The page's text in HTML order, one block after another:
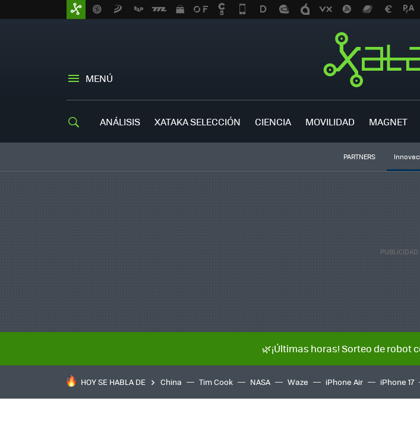
MENÚ
ANÁLISIS XATAKA SELECCIÓN CIENCIA MOVILIDAD MAGNET
PARTNERS
🌿¡Últimas horas! Sorteo de robot
HOY SE HABLA DE China Tim Cook NASA Waze iPhone Air iPhone 17